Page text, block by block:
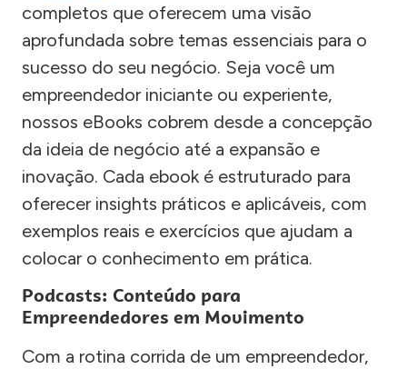
completos que oferecem uma visão
aprofundada sobre temas essenciais para o
sucesso do seu negócio. Seja você um
empreendedor iniciante ou experiente,
nossos eBooks cobrem desde a concepção
da ideia de negócio até a expansão e
inovação. Cada ebook é estruturado para
oferecer insights práticos e aplicáveis, com
exemplos reais e exercícios que ajudam a
colocar o conhecimento em prática.
Podcasts: Conteúdo para
Empreendedores em Movimento
Com a rotina corrida de um empreendedor,